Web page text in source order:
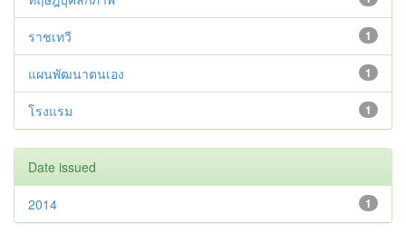
1
ราชเทวี
1
แผนพัฒนาตนเอง
1
โรงแรม
Date issued
1
2014